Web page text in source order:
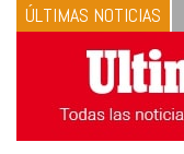
ÚLTIMAS NOTICIAS